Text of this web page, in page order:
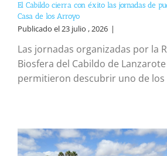
El Cabildo cierra con éxito las jornadas de
Casa de los Arroyo
Publicado el 23 julio , 2026 |
Las jornadas organizadas por la
Biosfera del Cabildo de
permitieron descubrir uno de los